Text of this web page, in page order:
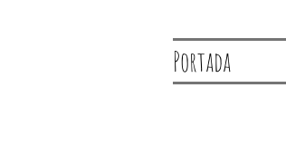
Portada